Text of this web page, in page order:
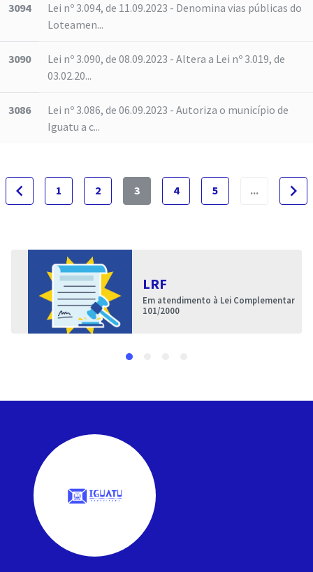
3094
Lei nº 3.094, de 11.09.2023 - Denomina vias públicas do
Loteamen...
3090
Lei nº 3.090, de 08.09.2023 - Altera a Lei nº 3.019, de
03.02.20...
3086
Lei nº 3.086, de 06.09.2023 - Autoriza o município de
Iguatu a c...
navigate_before 1 2 3 4 5 ... navigate_next
LRF
Em atendimento à Lei Complementar
101/2000